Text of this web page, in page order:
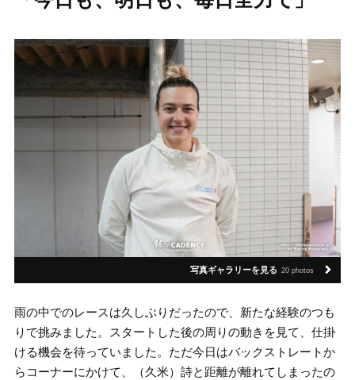
写真ギャラリーを見る 20 photos
雨の中でのレースは久しぶりだったので、新たな経験のつも
りで挑みました。スタートした後の周りの動きを見て、仕掛
ける機会を待っていました。ただ今日はバックストレートか
らコーナーにかけて、（久米）詩と距離が離れてしまったの